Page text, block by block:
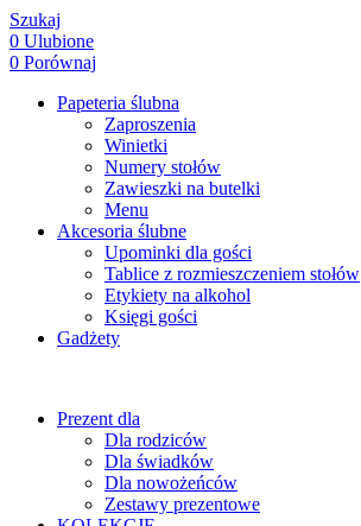
Szukaj
0 Ulubione
0 Porównaj
Papeteria ślubna
Zaproszenia
Winietki
Numery stołów
Zawieszki na butelki
Menu
Akcesoria ślubne
Upominki dla gości
Tablice z rozmieszczeniem stołów
Etykiety na alkohol
Księgi gości
Gadżety
Prezent dla
Dla rodziców
Dla świadków
Dla nowożeńców
Zestawy prezentowe